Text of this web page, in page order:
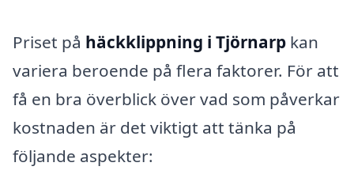
Priset på häckklippning i Tjörnarp kan
variera beroende på flera faktorer. För att
få en bra överblick över vad som påverkar
kostnaden är det viktigt att tänka på
följande aspekter: